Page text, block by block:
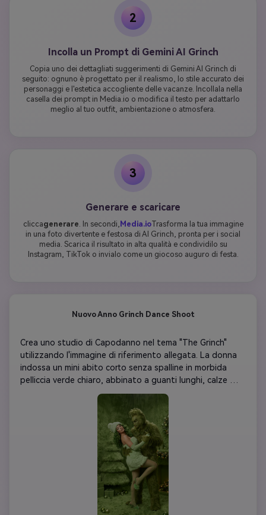
2
Incolla un Prompt di Gemini AI Grinch
Copia uno dei dettagliati suggerimenti di Gemini AI Grinch di
seguito: ognuno è progettato per il realismo, lo stile accurato dei
personaggi e l'estetica accogliente delle vacanze. Incollala nella
casella dei prompt in Media.io o modifica il testo per adattarlo
meglio al tuo outfit, ambientazione o atmosfera.
3
Generare e scaricare
cliccagenerare . In secondi, Media.ioTrasforma la tua immagine
in una foto divertente e festosa di AI Grinch, pronta per i social
media. Scarica il risultato in alta qualità e condividilo su
Instagram, TikTok o invialo come un giocoso auguro di festa.
Nuovo Anno Grinch Dance Shoot
Crea uno studio di Capodanno nel tema "The Grinch"
utilizzando l'immagine di riferimento allegata. La donna
indossa un mini abito corto senza spalline in morbida
pelliccia verde chiaro, abbinato a guanti lunghi, calze
senza pelliccia e un cappello a maglia soffice abbinato. I
suoi capelli sono stilati in grandi ricci voluminosi e tinti di
verde. Indossa un trucco glamour in stile Western per
abbinarsi perfettamente al tema. The Grinch: un alto
personaggio mostro verde che odia il Natale,
rappresentato in un costume cinematografico altamente
realistico completamente ricoperto di lunga e morbida
pelliccia verde (da Come il Grinch ha rubato il Natale!).
Pose & Interazione (scena di danza): i due stanno
posando come se stessero ballando. La Grinch sta